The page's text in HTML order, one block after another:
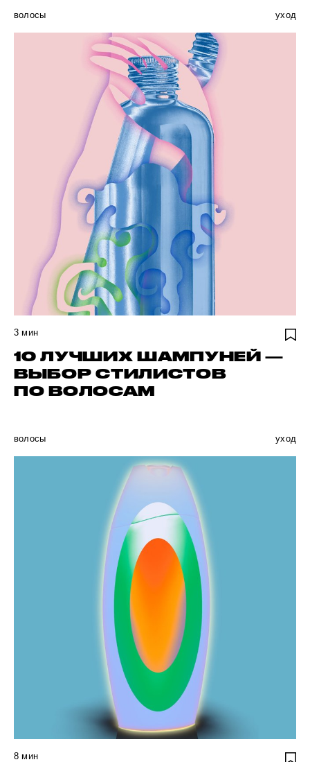
волосы уход
3 мин
10 ЛУЧШИХ ШАМПУНЕЙ —
ВЫБОР СТИЛИСТОВ
ПО ВОЛОСАМ
волосы уход
8 мин